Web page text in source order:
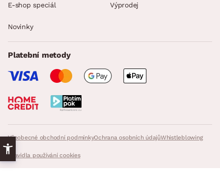
Všeobecné obchodní podmínkyOchrana osobních údajůWhistleblowing
Pravidla používání cookies
E-shop speciál Výprodej
Novinky
Platební metody